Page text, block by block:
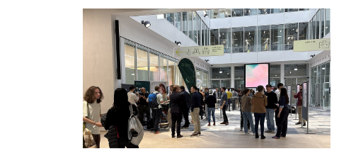
Das
BIOML-
Symposium
in
Tübingen